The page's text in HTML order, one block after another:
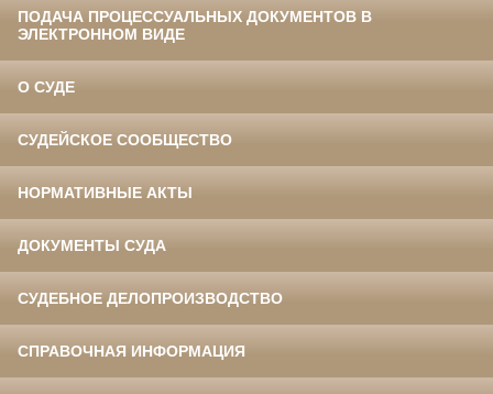
ПОДАЧА ПРОЦЕССУАЛЬНЫХ ДОКУМЕНТОВ В
ЭЛЕКТРОННОМ ВИДЕ
О СУДЕ
СУДЕЙСКОЕ СООБЩЕСТВО
НОРМАТИВНЫЕ АКТЫ
ДОКУМЕНТЫ СУДА
СУДЕБНОЕ ДЕЛОПРОИЗВОДСТВО
СПРАВОЧНАЯ ИНФОРМАЦИЯ